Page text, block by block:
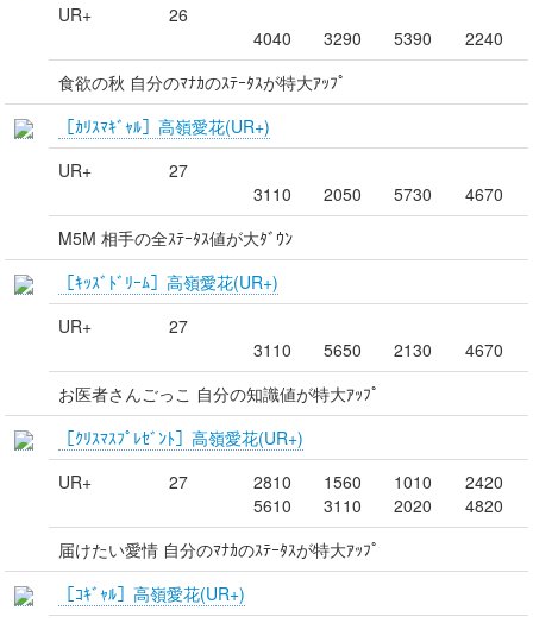
UR+
26
4040
3290 5390
2240
食欲の秋 自分のﾏﾅｶのｽﾃｰﾀｽが特大ｱｯﾌﾟ
［ｶﾘｽﾏｷﾞｬﾙ］高嶺愛花(UR+)
UR+
27
3110
2050 5730
4670
M5M 相手の全ｽﾃｰﾀｽ値が大ﾀﾞｳﾝ
［ｷｯｽﾞﾄﾞﾘｰﾑ］高嶺愛花(UR+)
UR+
27
3110
5650 2130
4670
お医者さんごっこ 自分の知識値が特大ｱｯﾌﾟ
［ｸﾘｽﾏｽﾌﾟﾚｾﾞﾝﾄ］高嶺愛花(UR+)
UR+
27
2810
5610
1560
3110
1010
2020
2420
4820
届けたい愛情 自分のﾏﾅｶのｽﾃｰﾀｽが特大ｱｯﾌﾟ
［ｺｷﾞｬﾙ］高嶺愛花(UR+)